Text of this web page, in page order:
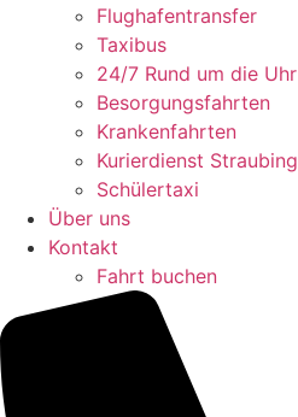
Flughafentransfer
Taxibus
24/7 Rund um die Uhr
Besorgungsfahrten
Krankenfahrten
Kurierdienst Straubing
Schülertaxi
Über uns
Kontakt
Fahrt buchen